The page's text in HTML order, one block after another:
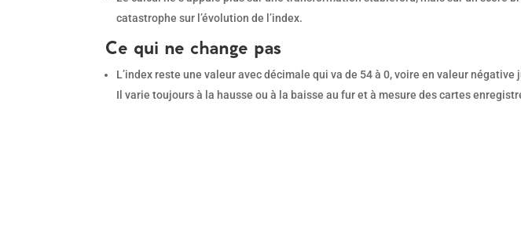
catastrophe sur l’évolution de l’index.
Ce qui ne change pas
L’index reste une valeur avec décimale qui va de 54 à 0, voire en valeur négative
Il varie toujours à la hausse ou à la baisse au fur et à mesure des cartes